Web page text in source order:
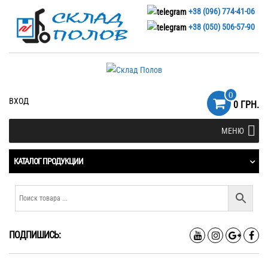
+38 (096) 774-41-06
+38 (050) 506-57-90
ВХОД
0
0 ГРН.
МЕНЮ
КАТАЛОГ ПРОДУКЦИИ
ПОДПИШИСЬ: